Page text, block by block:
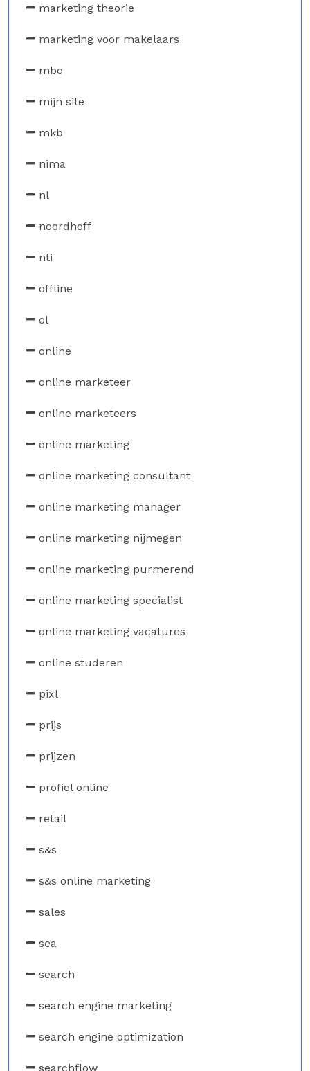
marketing theorie
marketing voor makelaars
mbo
mijn site
mkb
nima
nl
noordhoff
nti
offline
ol
online
online marketeer
online marketeers
online marketing
online marketing consultant
online marketing manager
online marketing nijmegen
online marketing purmerend
online marketing specialist
online marketing vacatures
online studeren
pixl
prijs
prijzen
profiel online
retail
s&s
s&s online marketing
sales
sea
search
search engine marketing
search engine optimization
searchflow